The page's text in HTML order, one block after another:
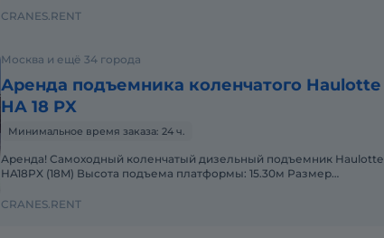
CRANES.RENT
Москва и ещё 34 города
Аренда подъемника коленчатого Haulotte
HA 18 PX
Минимальное время заказа: 24 ч.
Аренда! Самоходный коленчатый дизельный подъемник Haulotte
HA18PX (18M) Высота подъема платформы: 15.30м Размер
CRANES.RENT